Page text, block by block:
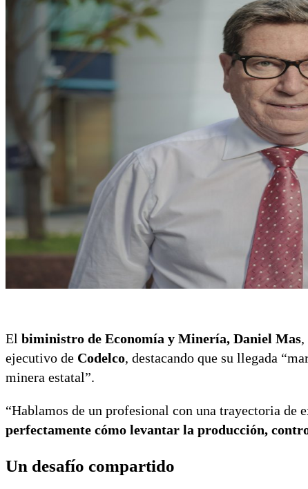
El biministro de Economía y Minería, Daniel Mas,
ejecutivo de Codelco, destacando que su llegada
minera estatal”.
“Hablamos de un profesional con una trayectoria
perfectamente cómo levantar la producción,
Un desafío compartido